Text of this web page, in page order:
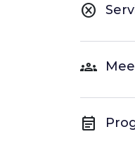
cancel
groups
event_note